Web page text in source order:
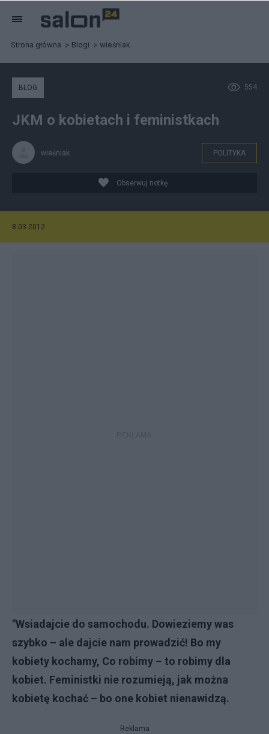
Strona główna Blogi wieśniak
554
BLOG
JKM o kobietach i feministkach
wieśniak POLITYKA
Obserwuj notkę
8.03.2012
"Wsiadajcie do samochodu. Dowieziemy was
szybko – ale dajcie nam prowadzić! Bo my
kobiety kochamy, Co robimy – to robimy dla
kobiet. Feministki nie rozumieją, jak można
kobietę kochać – bo one kobiet nienawidzą.
Reklama